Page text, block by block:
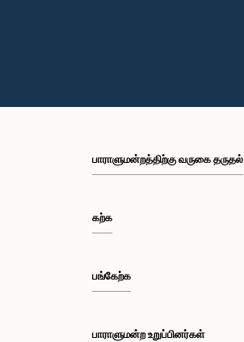
பாராளுமன்றத்திற்கு வருகை தருதல்
கற்க
பங்கேற்க
பாராளுமன்ற உறுப்பினர்கள்